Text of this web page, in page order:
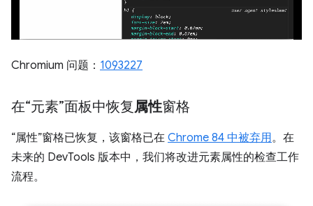
Chromium 问题： 1093227
在“元素”面板中恢复属性窗格
“属性”窗格已恢复，该窗格已在 Chrome 84 中被弃用。在
未来的 DevTools 版本中，我们将改进元素属性的检查工作
流程。